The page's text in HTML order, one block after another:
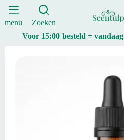
Ga
naar
demenu
Zoeken
Voor 15:00 besteld =
aantal